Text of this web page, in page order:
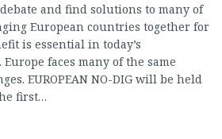
and find solutions to many of
European countries together for
is essential in today’s
faces many of the same
EUROPEAN NO-DIG will be held
first…